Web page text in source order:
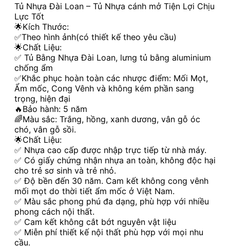
Tủ Nhựa Đài Loan – Tủ Nhựa cánh mở Tiện Lợi Chịu
Lực Tốt
🌟Kích Thước:
✅Theo hình ảnh(có thiết kế theo yêu cầu)
🌟Chất Liệu:
✅ Tủ Bằng Nhựa Đài Loan, lưng tủ bằng aluminium
chống ẩm
✅Khắc phục hoàn toàn các nhược điểm: Mối Mọt,
Ẩm mốc, Cong Vênh và không kém phần sang
trọng, hiện đại
🔥Bảo hành: 5 năm
🌈Màu sắc: Trắng, hồng, xanh dương, vân gỗ óc
chó, vân gỗ sồi.
🌟Chất Liệu:
✅ Nhựa cao cấp được nhập trực tiếp từ nhà máy.
✅ Có giấy chứng nhận nhựa an toàn, không độc hại
cho trẻ sơ sinh và trẻ nhỏ.
✅ Độ bền đến 30 năm. Cam kết không cong vênh
mối mọt do thời tiết ẩm mốc ở Việt Nam.
✅ Màu sắc phong phú đa dạng, phù hợp với nhiều
phong cách nội thất.
✅ Cam kết không cắt bớt nguyên vật liệu
✅ Miễn phí thiết kế nội thất phù hợp với mọi nhu
cầu.